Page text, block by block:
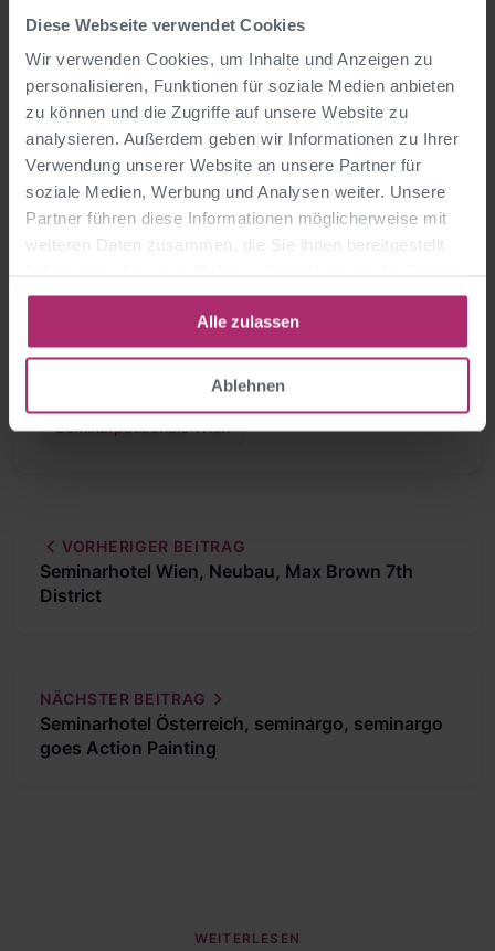
Diese Webseite verwendet Cookies
Wir verwenden Cookies, um Inhalte und Anzeigen zu
personalisieren, Funktionen für soziale Medien anbieten
zu können und die Zugriffe auf unsere Website zu
analysieren. Außerdem geben wir Informationen zu Ihrer
Verwendung unserer Website an unsere Partner für
soziale Medien, Werbung und Analysen weiter. Unsere
Partner führen diese Informationen möglicherweise mit
weiteren Daten zusammen, die Sie ihnen bereitgestellt
gesammelt haben.
Alle zulassen
Ablehnen
Persönliches Gespräch jetzt vereinbaren.
>> Persönlichen Termin vereinbaren
2. Bezirk Hotel Stefanie
Leopoldstadt
Seminarhotel Wien
Seminarpauschale Wien
VORHERIGER BEITRAG
Seminarhotel Wien, Neubau, Max Brown 7th
District
NÄCHSTER BEITRAG
Seminarhotel Österreich, seminargo, seminargo
goes Action Painting
WEITERLESEN